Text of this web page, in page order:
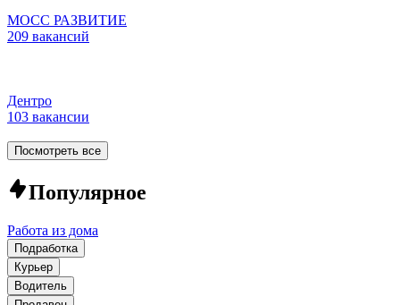
МОСС РАЗВИТИЕ
209 вакансий
Дентро
103 вакансии
Посмотреть все
Популярное
Работа из дома
Подработка
Курьер
Водитель